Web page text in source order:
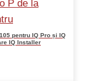
pentru IQ Pro și IQ
IQ Installer